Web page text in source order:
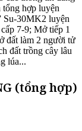
tổng hợp luyện
Su-30MK2 luyện
7-9; Mở tiếp 1
đất làm 2 người tử
đất trồng cây lâu
lúa...
(tổng hợp)